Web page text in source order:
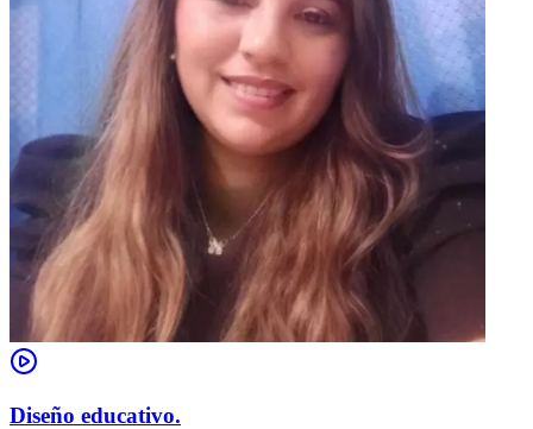
Diseño educativo.